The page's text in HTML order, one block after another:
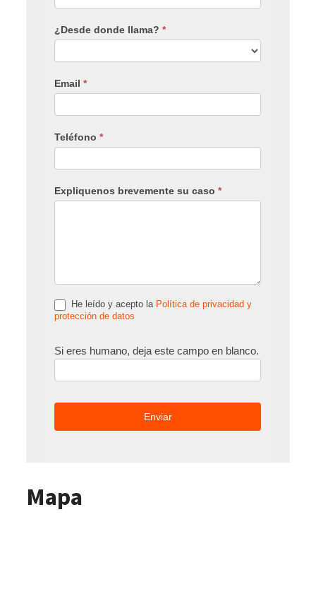
¿Desde donde llama?*
Email*
Teléfono*
Expliquenos brevemente su caso*
He leído y acepto la Política de privacidad y
protección de datos
Si eres humano, deja este campo en blanco.
Mapa